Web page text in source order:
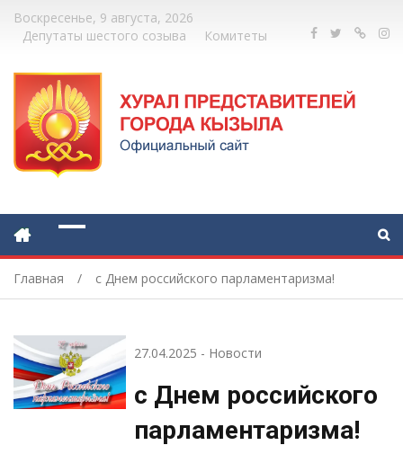
Воскресенье, 9 августа, 2026
Депутаты шестого созыва
Комитеты
Главная с Днем российского парламентаризма!
27.04.2025 - Новости
с Днем российского
парламентаризма!